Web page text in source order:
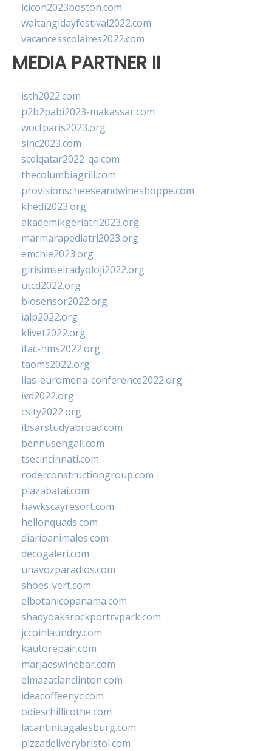
lcicon2023boston.com
waitangidayfestival2022.com
vacancesscolaires2022.com
MEDIA PARTNER II
isth2022.com
p2b2pabi2023-makassar.com
wocfparis2023.org
sinc2023.com
scdlqatar2022-qa.com
thecolumbiagrill.com
provisionscheeseandwineshoppe.com
khedi2023.org
akademikgeriatri2023.org
marmarapediatri2023.org
emchie2023.org
girisimselradyoloji2022.org
utcd2022.org
biosensor2022.org
ialp2022.org
klivet2022.org
ifac-hms2022.org
taoms2022.org
iias-euromena-conference2022.org
ivd2022.org
csity2022.org
ibsarstudyabroad.com
bennusehgall.com
tsecincinnati.com
roderconstructiongroup.com
plazabatai.com
hawkscayresort.com
hellonquads.com
diarioanimales.com
decogaleri.com
unavozparadios.com
shoes-vert.com
elbotanicopanama.com
shadyoaksrockportrvpark.com
jccoinlaundry.com
kautorepair.com
marjaeswinebar.com
elmazatlanclinton.com
ideacoffeenyc.com
odieschillicothe.com
lacantinitagalesburg.com
pizzadeliverybristol.com